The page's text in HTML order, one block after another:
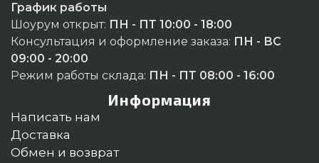
График работы
Шоурум открыт: ПН - ПТ 10:00 - 18:00
Консультация и оформление заказа: ПН - ВС
09:00 - 20:00
Режим работы склада: ПН - ПТ 08:00 - 16:00
Информация
Написать нам
Доставка
Обмен и возврат